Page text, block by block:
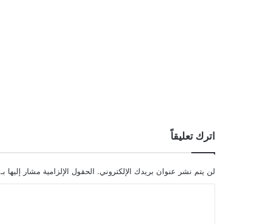
اترك تعليقاً
لن يتم نشر عنوان بريدك الإلكتروني. الحقول الإلزامية مشار إليها بـ